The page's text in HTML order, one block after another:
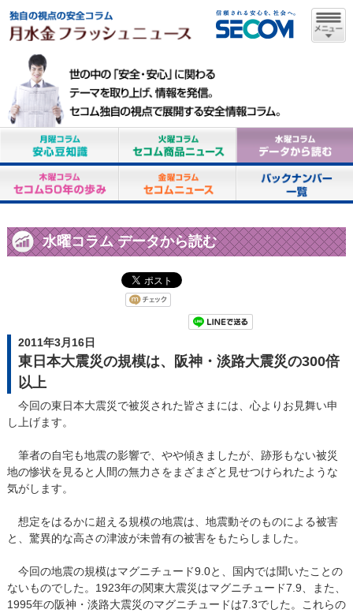
水曜コラム データから読む
2011年3月16日
東日本大震災の規模は、阪神・淡路大震災の300倍
以上
今回の東日本大震災で被災された皆さまには、心よりお見舞い申
し上げます。
筆者の自宅も地震の影響で、やや傾きましたが、跡形もない被災
地の惨状を見ると人間の無力さをまざまざと見せつけられたような
気がします。
想定をはるかに超える規模の地震は、地震動そのものによる被害
と、驚異的な高さの津波が未曾有の被害をもたらしました。
今回の地震の規模はマグニチュード9.0と、国内では聞いたことの
ないものでした。1923年の関東大震災はマグニチュード7.9、また、
1995年の阪神・淡路大震災のマグニチュードは7.3でした。これらの